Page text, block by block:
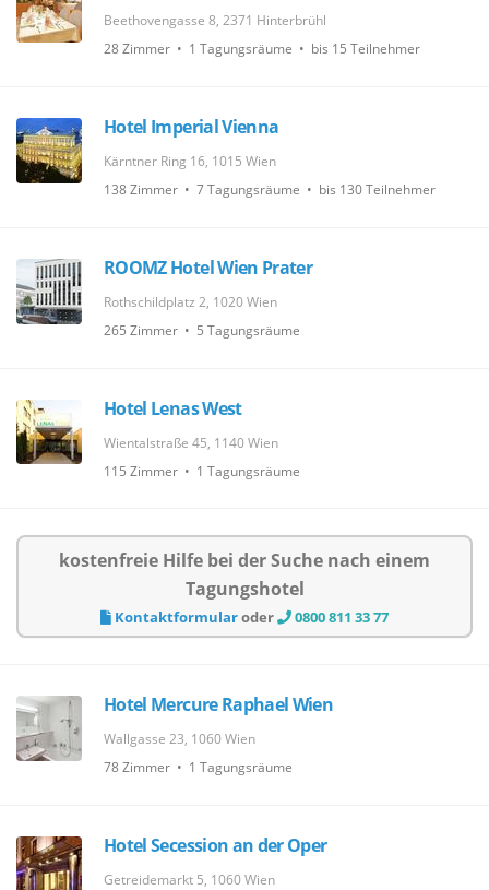
Beethovengasse 8, 2371 Hinterbrühl
28 Zimmer • 1 Tagungsräume • bis 15 Teilnehmer
Hotel Imperial Vienna
Kärntner Ring 16, 1015 Wien
138 Zimmer • 7 Tagungsräume • bis 130 Teilnehmer
ROOMZ Hotel Wien Prater
Rothschildplatz 2, 1020 Wien
265 Zimmer • 5 Tagungsräume
Hotel Lenas West
Wientalstraße 45, 1140 Wien
115 Zimmer • 1 Tagungsräume
kostenfreie Hilfe bei der Suche nach einem
Tagungshotel
Kontaktformularoder 0800 811 33 77
Hotel Mercure Raphael Wien
Wallgasse 23, 1060 Wien
78 Zimmer • 1 Tagungsräume
Hotel Secession an der Oper
Getreidemarkt 5, 1060 Wien